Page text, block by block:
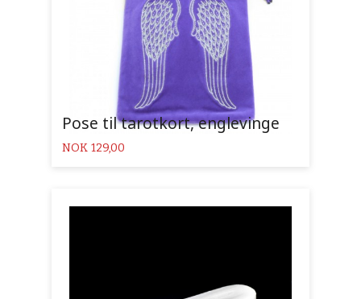
Pose til tarotkort, englevinge
Pris
NOK 129,00